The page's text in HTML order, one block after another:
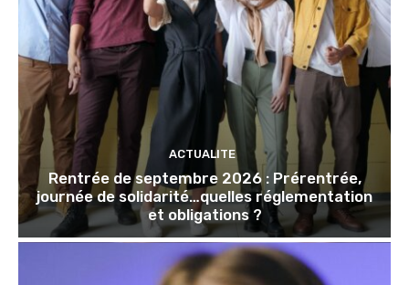
ACTUALITE
Rentrée de septembre 2026 : Prérentrée,
journée de solidarité…quelles réglementation
et obligations ?